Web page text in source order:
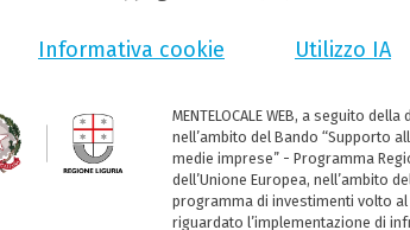
Informativa cookie Utilizzo IA
MENTELOCALE WEB, a seguito
nell’ambito del Bando “Supporto
medie imprese” - Programma
dell’Unione Europea, nell’ambito
programma di investimenti volto
riguardato l’implementazione di